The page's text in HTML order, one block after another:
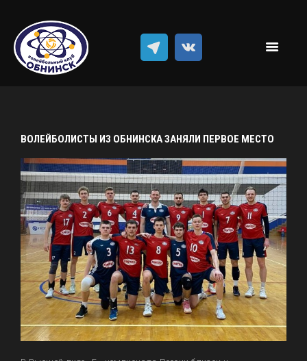
Новости
Классический волейбол
Пляжный волейбол
ВОЛЕЙБОЛИСТЫ ИЗ ОБНИНСКА ЗАНЯЛИ ПЕРВОЕ МЕСТО